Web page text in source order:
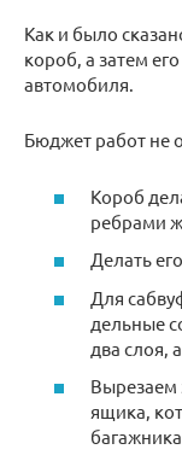
Как и было
короб, а затем
автомобиля.
Бюджет работ не
Короб
ребрами
Делать
Для
дельные
два слоя,
Вырезаем
ящика,